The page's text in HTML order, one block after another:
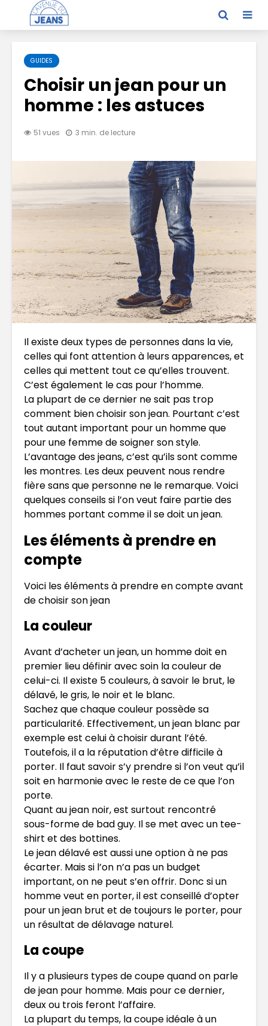
GUIDES
Choisir un jean pour un
homme : les astuces
51 vues 3 min. de lecture
Il existe deux types de personnes dans la vie,
celles qui font attention à leurs apparences, et
celles qui mettent tout ce qu’elles trouvent.
C’est également le cas pour l’homme.
La plupart de ce dernier ne sait pas trop
comment bien choisir son jean. Pourtant c’est
tout autant important pour un homme que
pour une femme de soigner son style.
L’avantage des jeans, c’est qu’ils sont comme
les montres. Les deux peuvent nous rendre
fière sans que personne ne le remarque. Voici
quelques conseils si l’on veut faire partie des
hommes portant comme il se doit un jean.
Les éléments à prendre en
compte
Voici les éléments à prendre en compte avant
de choisir son jean
La couleur
Avant d’acheter un jean, un homme doit en
premier lieu définir avec soin la couleur de
celui-ci. Il existe 5 couleurs, à savoir le brut, le
délavé, le gris, le noir et le blanc.
Sachez que chaque couleur possède sa
particularité. Effectivement, un jean blanc par
exemple est celui à choisir durant l’été.
Toutefois, il a la réputation d’être difficile à
porter. Il faut savoir s’y prendre si l’on veut qu’il
soit en harmonie avec le reste de ce que l’on
porte.
Quant au jean noir, est surtout rencontré
sous-forme de bad guy. Il se met avec un tee-
shirt et des bottines.
Le jean délavé est aussi une option à ne pas
écarter. Mais si l’on n’a pas un budget
important, on ne peut s’en offrir. Donc si un
homme veut en porter, il est conseillé d’opter
pour un jean brut et de toujours le porter, pour
un résultat de délavage naturel.
La coupe
Il y a plusieurs types de coupe quand on parle
de jean pour homme. Mais pour ce dernier,
deux ou trois feront l’affaire.
La plupart du temps, la coupe idéale à un